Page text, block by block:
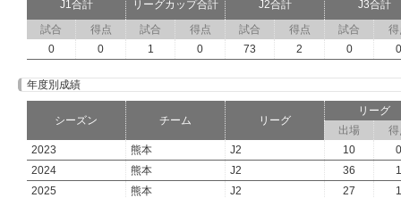
J1合計 リーグカップ合計 J2合計
J3合計
試合
得点 試合 得点 試合 得点 試合
得
0
0 1 0 73 2 0 0
年度別成績
シーズン チーム リーグ
リーグ
出場
得
2023
熊本 J2 10
0
2024
熊本 J2 36
1
2025
熊本 J2 27
1